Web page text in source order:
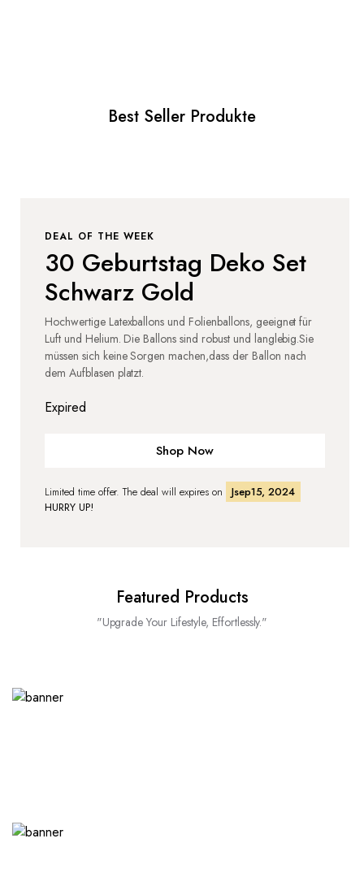
Best Seller Produkte
DEAL OF THE WEEK
30 Geburtstag Deko Set
Schwarz Gold
Hochwertige Latexballons und Folienballons, geeignet für
Luft und Helium. Die Ballons sind robust und langlebig.Sie
müssen sich keine Sorgen machen,dass der Ballon nach
dem Aufblasen platzt.
Expired
Shop Now
Limited time offer. The deal will expires on
Jsep15, 2024
HURRY UP!
Featured Products
"Upgrade Your Lifestyle, Effortlessly."